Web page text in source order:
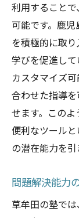
塾選
学習
施設
講師
保護
学習
塾でのフ
与える影
成果
生徒
利用すること
可能です。鹿
を積極的に取
学びを促進し
カスタマイズ
合わせた指導
せます。この
便利なツール
の潜在能力を引
問題解決能力
草牟田の塾で